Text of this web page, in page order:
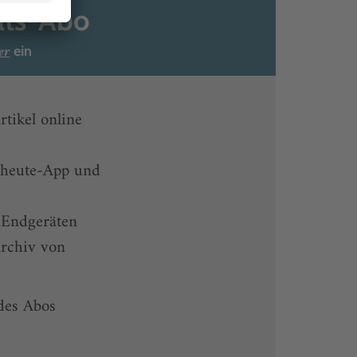
Abo
ein
online
App und
von
Abos